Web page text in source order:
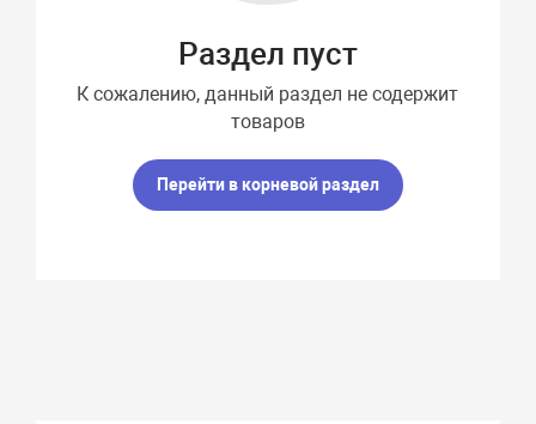
Грузоподъемность
Пассажировместимость
Тип киля
Раздел пуст
К сожалению, данный раздел не содержит
товаров
Перейти в корневой раздел